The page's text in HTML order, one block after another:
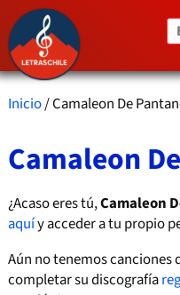
Inicio/ Camaleon De
Camaleon
¿Acaso eres tú,Camaleon
aquíy acceder a tu propio
Aún no tenemos canciones
completar su discografía